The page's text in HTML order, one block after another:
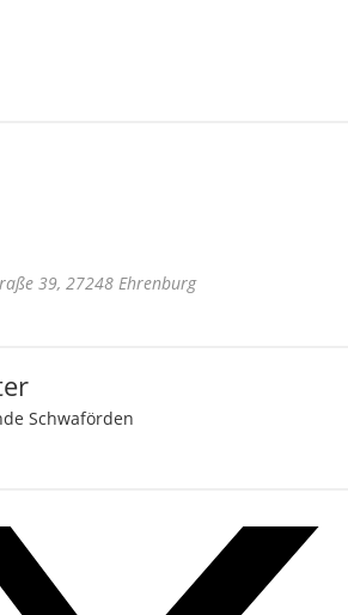
39, 27248 Ehrenburg
Schwaförden